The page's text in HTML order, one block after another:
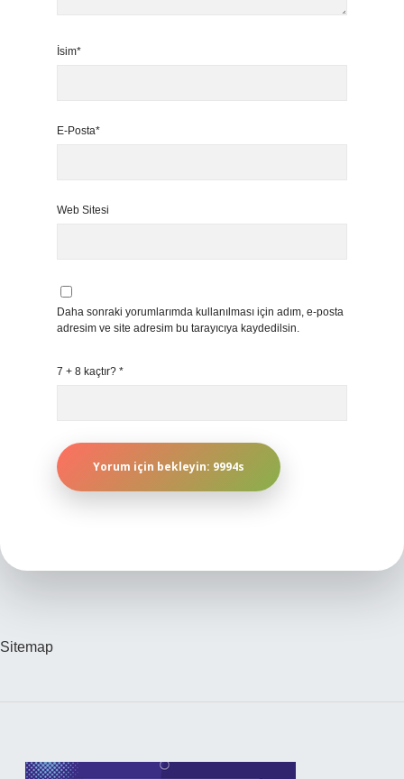
İsim*
E-Posta*
Web Sitesi
Daha sonraki yorumlarımda kullanılması için adım, e-posta
adresim ve site adresim bu tarayıcıya kaydedilsin.
7 + 8 kaçtır? *
Sitemap
Sidebar